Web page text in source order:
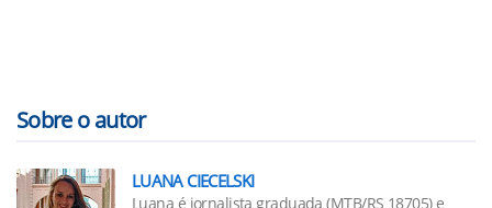
Sobre o autor
LUANA CIECELSKI
Luana é jornalista graduada (MTB/RS 18705) e